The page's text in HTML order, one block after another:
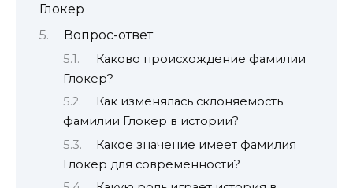
Глокер
Вопрос-ответ
Каково происхождение фамилии
Глокер?
Как изменялась склоняемость
фамилии Глокер в истории?
Какое значение имеет фамилия
Глокер для современности?